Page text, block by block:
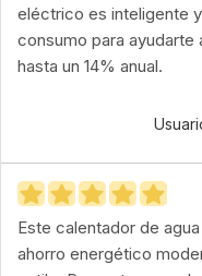
eléctrico es inteligente
consumo para ayudarte
hasta un 14% anual.
Este calentador de
ahorro energético